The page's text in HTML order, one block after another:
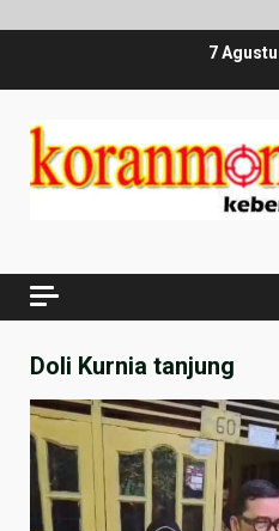
7
Doli Kurnia tanjung